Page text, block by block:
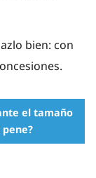
bien: con
el tamaño